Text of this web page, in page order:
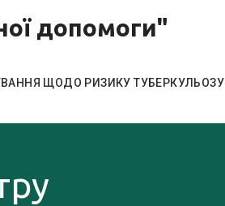
допомоги"
ЩОДО РИЗИКУ ТУБЕРКУЛЬОЗУ